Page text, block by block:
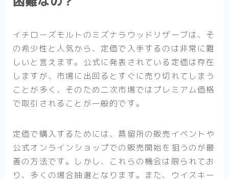
イチローズモルトのミズナラウッドリザーブは、そ
の希少性と人気から、定価で入手するのは非常に難
しいと言えます。公式に発表されている定価は存在
しますが、市場に出回るとすぐに売り切れてしまう
ことが多く、そのため二次市場ではプレミアム価格
で取引されることが一般的です。
定価で購入するためには、蒸留所の販売イベントや
公式オンラインショップでの販売開始を狙うのが最
善の方法です。しかし、これらの機会は限られてお
り、多くの場合抽選となります。また、ウイスキー